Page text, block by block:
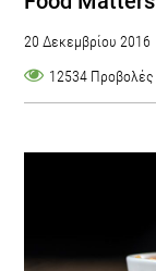
20 Δεκεμβρίου 2016
12534 Προβολές